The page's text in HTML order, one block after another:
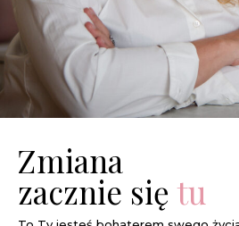
Zmiana
zacznie siętu